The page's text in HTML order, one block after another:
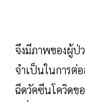
จึงมีภาพของผู้ป่
จำเป็นในการต่
ฉีดวัคซีนโควิดข